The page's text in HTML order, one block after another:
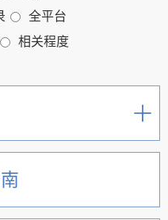
全平台
相关程度